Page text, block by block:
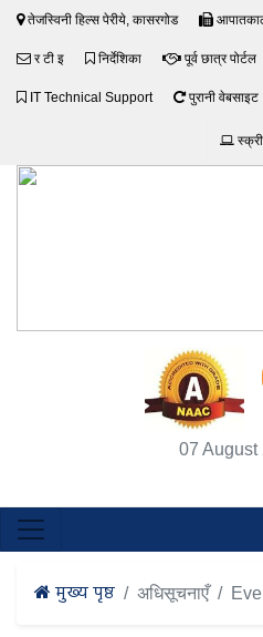
तेजस्विनी हिल्स पेरीये, कासरगोड
र टी इ निर्देशिका पूर्व छात्र पोर्टल
IT Technical Support पुरानी वेबसाइट
07 August
मुख्य पृष्ठ अधिसूचनाएँ